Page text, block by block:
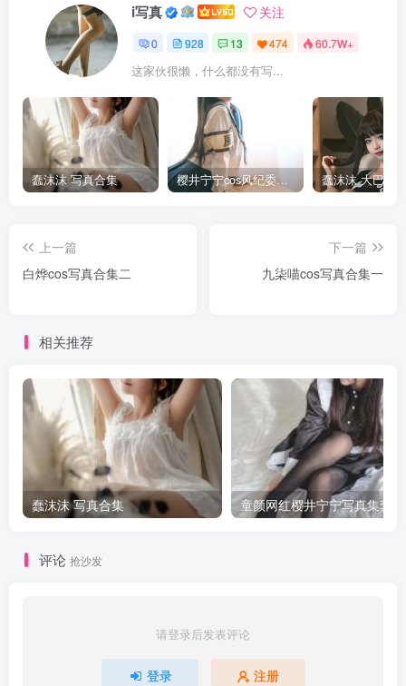
i写真 关注
0 928 13 474 60.7W+
这家伙很懒，什么都没有写...
蠢沫沫 写真合集 樱井宁宁cos风纪委员写真套图
上一篇
白烨cos写真合集二
下一篇
九柒喵cos写真合集一
相关推荐
蠢沫沫 写真合集 童颜网红樱井宁宁写真集套图
评论 抢沙发
请登录后发表评论
登录 注册